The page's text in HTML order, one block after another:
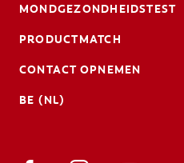
MONDGEZONDHEIDSTEST
PRODUCTMATCH
CONTACT OPNEMEN
BE (NL)